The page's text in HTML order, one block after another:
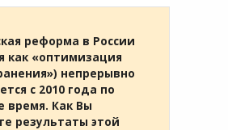
реформа в России
как «оптимизация
непрерывно
с 2010 года по
время. Как Вы
результаты этой